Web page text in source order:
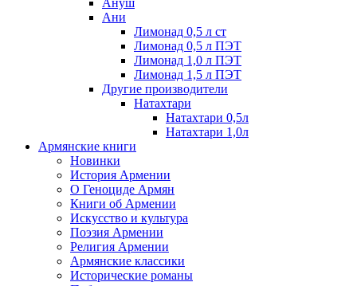
Ануш
Ани
Лимонад 0,5 л ст
Лимонад 0,5 л ПЭТ
Лимонад 1,0 л ПЭТ
Лимонад 1,5 л ПЭТ
Другие производители
Натахтари
Натахтари 0,5л
Натахтари 1,0л
Армянские книги
Новинки
История Армении
О Геноциде Армян
Книги об Армении
Иcкусство и культура
Поэзия Армении
Религия Армении
Армянские классики
Исторические романы